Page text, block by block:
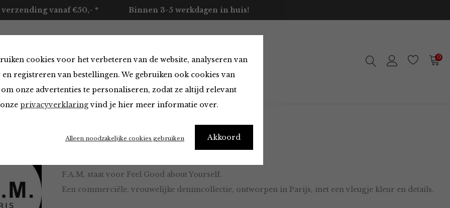
cookies voor het verbeteren van de website, analyseren van
en registreren van bestellingen. We gebruiken ook cookies van
onze advertenties te personaliseren, zodat ze altijd relevant
privacyverklaringvind je hier meer informatie over.
Akkoord
Alleen noodzakelijke cookies gebruiken
verzending vanaf €50,- * Binnen 3-5 werkdagen in huis!
Merken Over ons Contact 0
F.A.M. staat voor Feel Good about Yourself.
Een commerciële, vrouwelijke denimcollectie, ontworpen in Parijs, met een vleugje kleur en details.